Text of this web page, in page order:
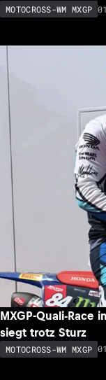
MOTOCROSS-WM MXGP
MXGP-Quali-Race
siegt trotz Sturz
MOTOCROSS-WM MXGP